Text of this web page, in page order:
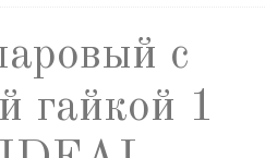
с
гайкой 1